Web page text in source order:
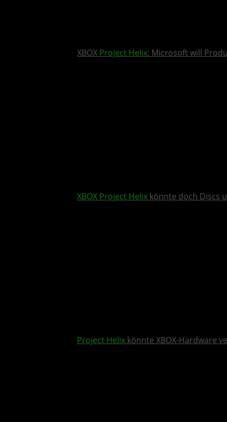
XBOX Project Helix: Microsoft will
XBOX Project Helix könnte doch Discs
Project Helix könnte XBOX-Hardware